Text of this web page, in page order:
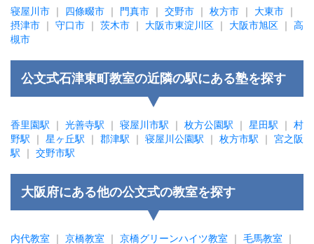
寝屋川市 ｜ 四條畷市 ｜ 門真市 ｜ 交野市 ｜ 枚方市 ｜ 大東市 ｜
摂津市 ｜ 守口市 ｜ 茨木市 ｜ 大阪市東淀川区 ｜ 大阪市旭区 ｜ 高
槻市
公文式石津東町教室の近隣の駅にある塾を探す
香里園駅 ｜ 光善寺駅 ｜ 寝屋川市駅 ｜ 枚方公園駅 ｜ 星田駅 ｜ 村
野駅 ｜ 星ヶ丘駅 ｜ 郡津駅 ｜ 寝屋川公園駅 ｜ 枚方市駅 ｜ 宮之阪
駅 ｜ 交野市駅
大阪府にある他の公文式の教室を探す
内代教室 ｜ 京橋教室 ｜ 京橋グリーンハイツ教室 ｜ 毛馬教室 ｜